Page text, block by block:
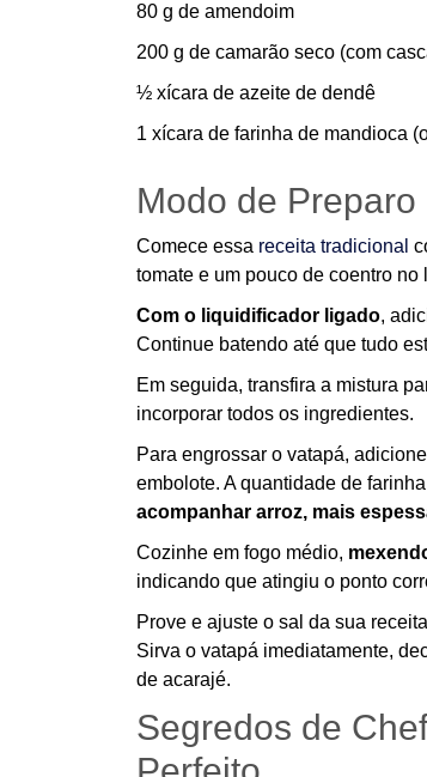
80 g de amendoim
200 g de camarão seco (com
½ xícara de azeite de dendê
1 xícara de farinha de mandioca
Modo de Preparo
Comece essa receita tradicional
tomate e um pouco de coentro no
Com o liquidificador ligado,
Continue batendo até que tudo
Em seguida, transfira a mistura
incorporar todos os ingredientes.
Para engrossar o vatapá,
embolote. A quantidade de
acompanhar arroz, mais
Cozinhe em fogo médio,
indicando que atingiu o ponto
Prove e ajuste o sal da sua
Sirva o vatapá imediatamente,
de acarajé.
Segredos de